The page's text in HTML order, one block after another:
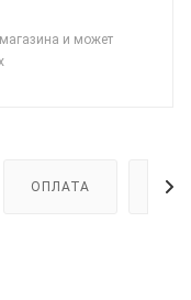
магазина и может
ОПЛАТА